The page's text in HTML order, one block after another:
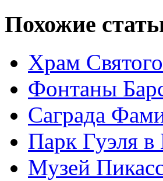
Похожие
Храм
Фонтаны
Саграда
Парк Гуэля в
Музей